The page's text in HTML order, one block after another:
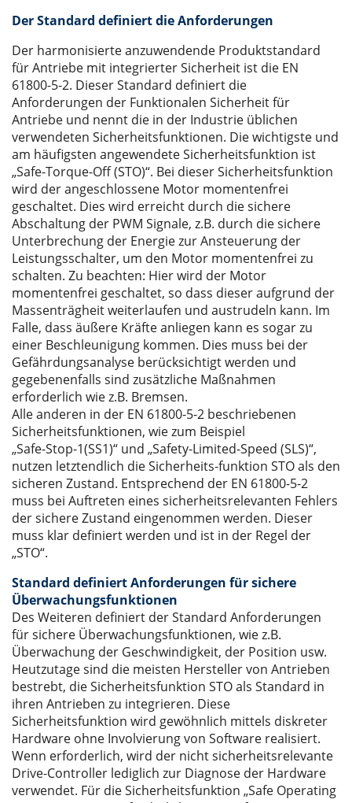
Der Standard definiert die Anforderungen
Der harmonisierte anzuwendende Produktstandard
für Antriebe mit integrierter Sicherheit ist die EN
61800-5-2. Dieser Standard definiert die
Anforderungen der Funktionalen Sicherheit für
Antriebe und nennt die in der Industrie üblichen
verwendeten Sicherheitsfunktionen. Die wichtigste und
am häufigsten angewendete Sicherheitsfunktion ist
„Safe-Torque-Off (STO)“. Bei dieser Sicherheitsfunktion
wird der angeschlossene Motor momentenfrei
geschaltet. Dies wird erreicht durch die sichere
Abschaltung der PWM Signale, z.B. durch die sichere
Unterbrechung der Energie zur Ansteuerung der
Leistungsschalter, um den Motor momentenfrei zu
schalten. Zu beachten: Hier wird der Motor
momentenfrei geschaltet, so dass dieser aufgrund der
Massenträgheit weiterlaufen und austrudeln kann. Im
Falle, dass äußere Kräfte anliegen kann es sogar zu
einer Beschleunigung kommen. Dies muss bei der
Gefährdungsanalyse berücksichtigt werden und
gegebenenfalls sind zusätzliche Maßnahmen
erforderlich wie z.B. Bremsen.
Alle anderen in der EN 61800-5-2 beschriebenen
Sicherheitsfunktionen, wie zum Beispiel
„Safe-Stop-1(SS1)“ und „Safety-Limited-Speed (SLS)“,
nutzen letztendlich die Sicherheits-funktion STO als den
sicheren Zustand. Entsprechend der EN 61800-5-2
muss bei Auftreten eines sicherheitsrelevanten Fehlers
der sichere Zustand eingenommen werden. Dieser
muss klar definiert werden und ist in der Regel der
„STO“.
Standard definiert Anforderungen für sichere
Überwachungsfunktionen
Des Weiteren definiert der Standard Anforderungen
für sichere Überwachungsfunktionen, wie z.B.
Überwachung der Geschwindigkeit, der Position usw.
Heutzutage sind die meisten Hersteller von Antrieben
bestrebt, die Sicherheitsfunktion STO als Standard in
ihren Antrieben zu integrieren. Diese
Sicherheitsfunktion wird gewöhnlich mittels diskreter
Hardware ohne Involvierung von Software realisiert.
Wenn erforderlich, wird der nicht sicherheitsrelevante
Drive-Controller lediglich zur Diagnose der Hardware
verwendet. Für die Sicherheitsfunktion „Safe Operating